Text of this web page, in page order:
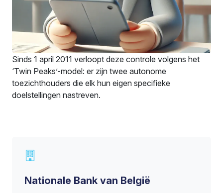
Sinds 1 april 2011 verloopt deze controle volgens het
‘Twin Peaks’-model: er zijn twee autonome
toezichthouders die elk hun eigen specifieke
doelstellingen nastreven.
Nationale Bank van België